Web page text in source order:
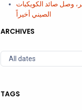
وصل صائد الكويكبات
الصيني أخيراً
ARCHIVES
TAGS